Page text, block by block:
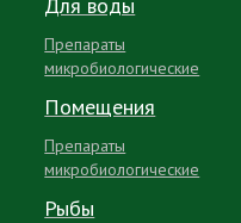
Препараты
микробиологические
Помещения
Препараты
микробиологические
Рыбы